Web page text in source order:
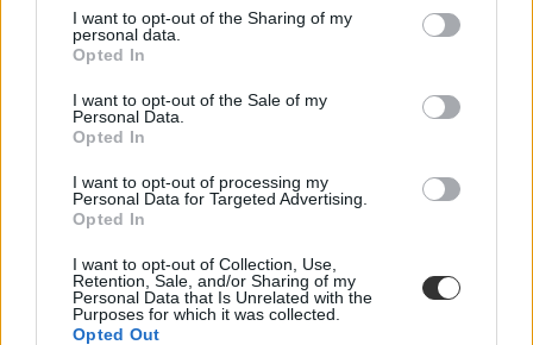
I want to opt-out of the Sharing of my
personal data.
Opted In
I want to opt-out of the Sale of my
Personal Data.
Opted In
I want to opt-out of processing my
Personal Data for Targeted Advertising.
Opted In
I want to opt-out of Collection, Use,
Retention, Sale, and/or Sharing of my
Personal Data that Is Unrelated with the
Purposes for which it was collected.
Opted Out
Szokatlan zenei teszt: fordítottunk, idéztünk, és a
"műveltségetekre" is kíváncsiak vagyunk
Az egyszerű kérdések mellett idéztünk és fordítottunk is ebben a
zenei tesztben. Hibátlan lesz?